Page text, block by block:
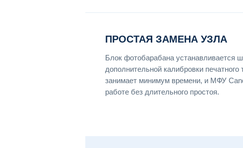
ПРОСТАЯ ЗАМЕНА УЗЛА
Блок фотобарабана устанавливается
дополнительной калибровки печатного
занимает минимум времени, и МФУ
работе без длительного простоя.